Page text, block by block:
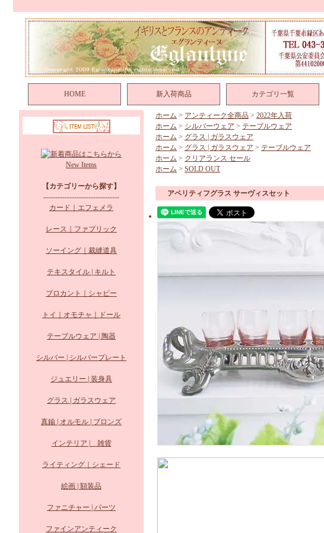
HOME 新入荷商品 カテゴリ一覧
New Items
【カテゴリーから探す】
--------------------------------
カード｜エフェメラ
レース｜ファブリック
ソーイング｜裁縫道具
テキスタイル | キルト
ブロカント｜シャビー
トイ｜オモチャ｜ドール
テーブルウェア | 陶器
シルバー | シルバープレート
ジュエリー | 装身具
グラス | ガラスウェア
真鍮 | オルモル | ブロンズ
インテリア | 雑貨
ライティング｜シェード
絵画 | 額装品
ファニチャー | パーツ
ファインアンティーク
ホーム > アンティーク全商品 > 2022年入荷
ホーム > シルバーウェア > テーブルウェア
ホーム > グラス | ガラスウェア
ホーム > グラス | ガラスウェア > テーブルウェア
ホーム > クリアランス セール
ホーム > SOLD OUT
アペリティフグラス サーヴィスセット